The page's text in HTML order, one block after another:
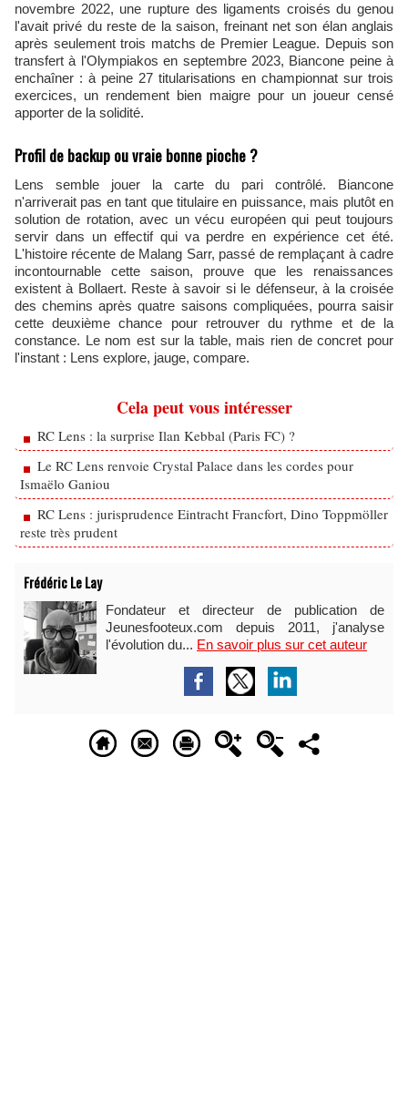
novembre 2022, une rupture des ligaments croisés du genou
l'avait privé du reste de la saison, freinant net son élan anglais
après seulement trois matchs de Premier League. Depuis son
transfert à l'Olympiakos en septembre 2023, Biancone peine à
enchaîner : à peine 27 titularisations en championnat sur trois
exercices, un rendement bien maigre pour un joueur censé
apporter de la solidité.
Profil de backup ou vraie bonne pioche ?
Lens semble jouer la carte du pari contrôlé. Biancone
n'arriverait pas en tant que titulaire en puissance, mais plutôt en
solution de rotation, avec un vécu européen qui peut toujours
servir dans un effectif qui va perdre en expérience cet été.
L'histoire récente de Malang Sarr, passé de remplaçant à cadre
incontournable cette saison, prouve que les renaissances
existent à Bollaert. Reste à savoir si le défenseur, à la croisée
des chemins après quatre saisons compliquées, pourra saisir
cette deuxième chance pour retrouver du rythme et de la
constance. Le nom est sur la table, mais rien de concret pour
l'instant : Lens explore, jauge, compare.
Cela peut vous intéresser
RC Lens : la surprise Ilan Kebbal (Paris FC) ?
Le RC Lens renvoie Crystal Palace dans les cordes pour
Ismaëlo Ganiou
RC Lens : jurisprudence Eintracht Francfort, Dino Toppmöller
reste très prudent
Frédéric Le Lay
Fondateur et directeur de publication de
Jeunesfooteux.com depuis 2011, j'analyse
l'évolution du... En savoir plus sur cet auteur